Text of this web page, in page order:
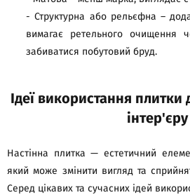
- Структурна або рельєфна –
вимагає ретельного очищення
забиватися побутовий бруд.
Ідеї використання плитки
інтер'єру
Настінна плитка — естетичний
який може змінити вигляд та
Серед цікавих та сучасних ідей